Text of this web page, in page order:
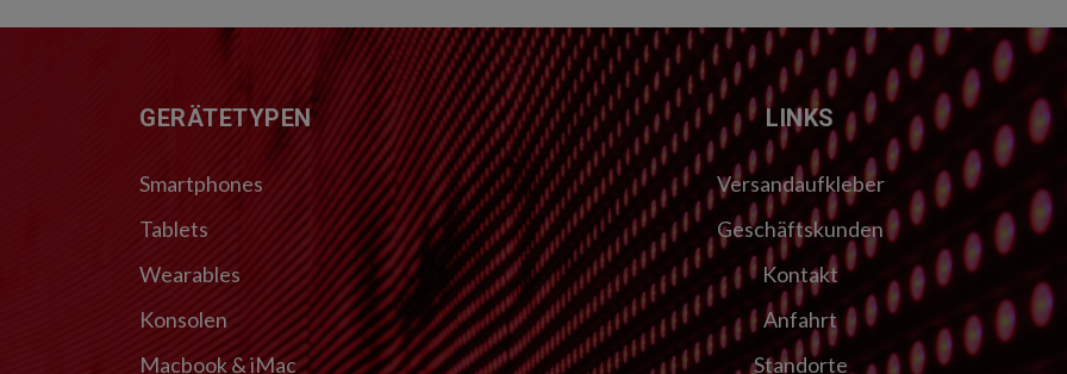
FUSSZEILEGERÄTETYPEN
Smartphones
Tablets
Wearables
Konsolen
Macbook & iMac
LINKS
Versandaufkleber
Geschäftskunden
Kontakt
Anfahrt
Standorte